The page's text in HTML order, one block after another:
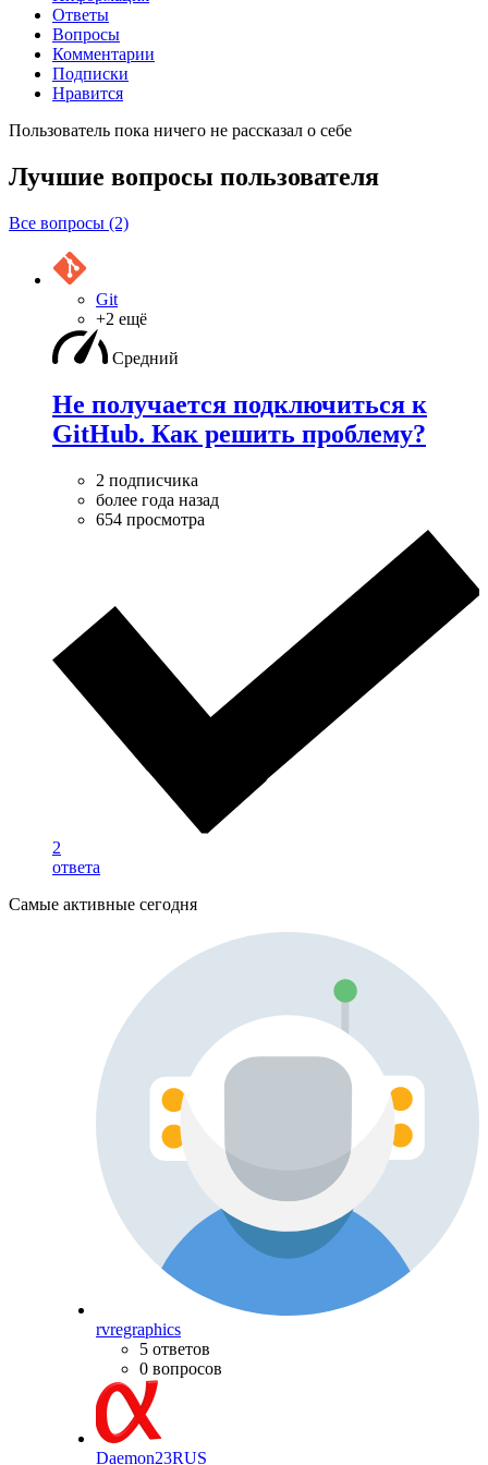
Ответы
Вопросы
Комментарии
Подписки
Нравится
Пользователь пока ничего не рассказал о себе
Лучшие вопросы пользователя
Все вопросы (2)
Git
+2 ещё
Средний
Не получается подключиться к
GitHub. Как решить проблему?
2 подписчика
более года назад
654 просмотра
2
ответа
Самые активные сегодня
rvregraphics
5 ответов
0 вопросов
Daemon23RUS